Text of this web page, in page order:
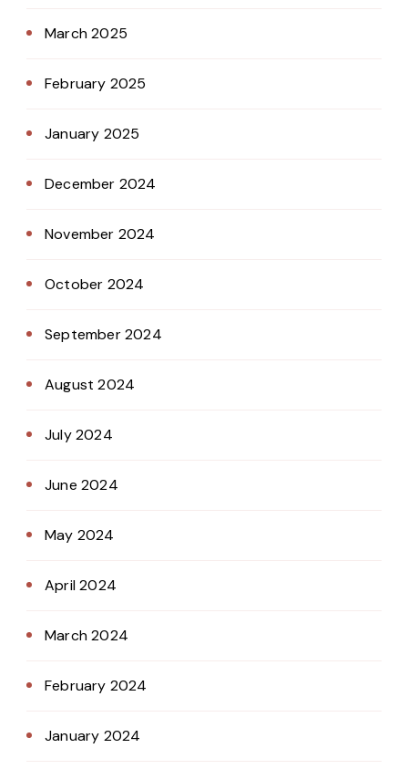
March 2025
February 2025
January 2025
December 2024
November 2024
October 2024
September 2024
August 2024
July 2024
June 2024
May 2024
April 2024
March 2024
February 2024
January 2024